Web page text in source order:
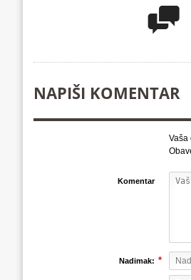

NAPIŠI KOMENTAR
Vaša
Komentar
Nadimak: *